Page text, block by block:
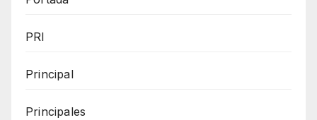
PRI
Principal
Principales